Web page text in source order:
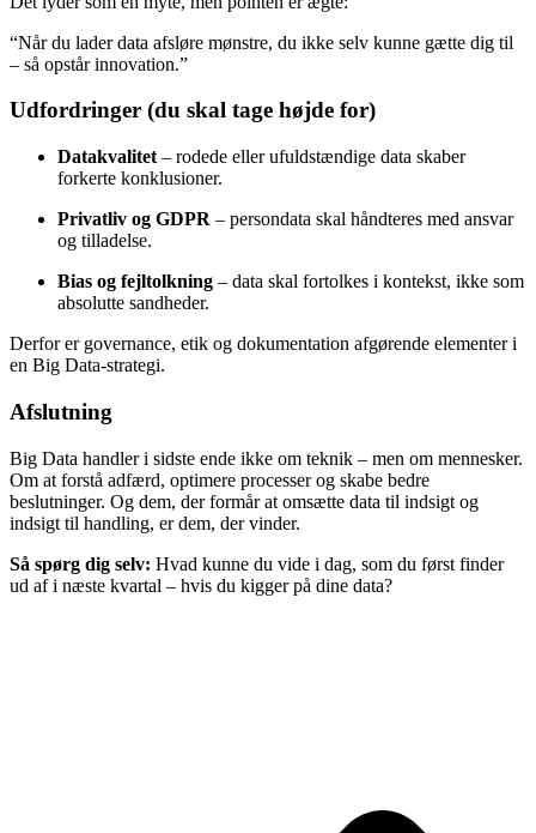
“Når du lader data afsløre mønstre, du ikke selv kunne gætte dig til
– så opstår innovation.”
Udfordringer (du skal tage højde for)
Datakvalitet – rodede eller ufuldstændige data skaber
forkerte konklusioner.
Privatliv og GDPR – persondata skal håndteres med ansvar
og tilladelse.
Bias og fejltolkning – data skal fortolkes i kontekst, ikke som
absolutte sandheder.
Derfor er governance, etik og dokumentation afgørende elementer i
en Big Data-strategi.
Afslutning
Big Data handler i sidste ende ikke om teknik – men om mennesker.
Om at forstå adfærd, optimere processer og skabe bedre
beslutninger. Og dem, der formår at omsætte data til indsigt og
indsigt til handling, er dem, der vinder.
Så spørg dig selv: Hvad kunne du vide i dag, som du først finder
ud af i næste kvartal – hvis du kigger på dine data?